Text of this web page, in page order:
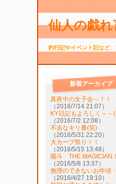
仙人の戯
釣行記やイベント記など
新着アーカイブ
真夜中の女子会～！！
（2016/7/14 21:07）
KY日記もよろしく～～
（2016/7/2 12:08）
不吉なキリ番(笑)
（2016/5/31 22:20）
大カープ祭り！！
（2016/5/15 13:48）
陽斗 THE MAGICIAN
（2016/5/8 13:37）
無理のできないお年頃
（2016/4/27 19:10）